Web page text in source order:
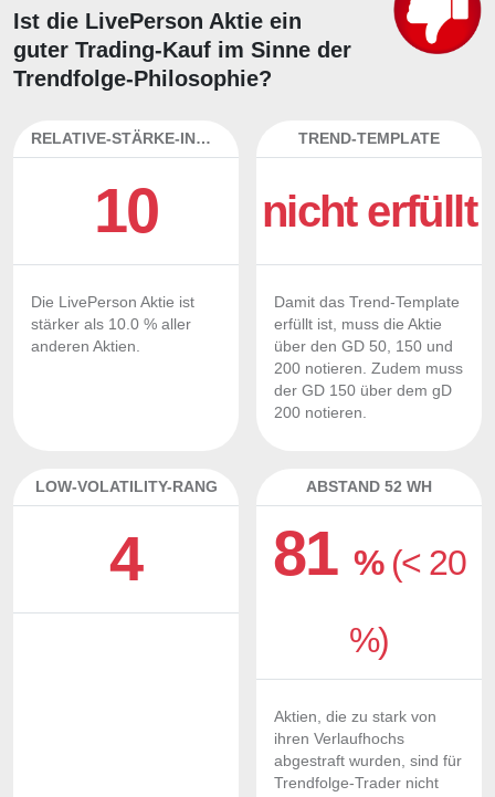
Ist die LivePerson Aktie ein
guter Trading-Kauf im Sinne der
Trendfolge-Philosophie?
RELATIVE-STÄRKE-INDEX
10
Die LivePerson Aktie ist
stärker als 10.0 % aller
anderen Aktien.
TREND-TEMPLATE
nicht erfüllt
Damit das Trend-Template
erfüllt ist, muss die Aktie
über den GD 50, 150 und
200 notieren. Zudem muss
der GD 150 über dem gD
200 notieren.
LOW-VOLATILITY-RANG
4
ABSTAND 52 WH
81% (< 20
%)
Aktien, die zu stark von
ihren Verlaufhochs
abgestraft wurden, sind für
Trendfolge-Trader nicht